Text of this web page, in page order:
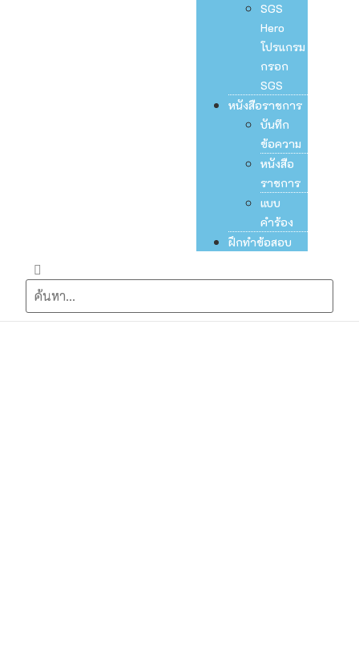
SGS
Hero
โปรแกรม
กรอก
SGS
หนังสือราชการ
บันทึก
ข้อความ
หนังสือ
ราชการ
แบบ
คำร้อง
ฝึกทำข้อสอบ